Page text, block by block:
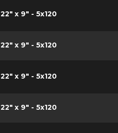
22" x 9" - 5x120
22" x 9" - 5x120
22" x 9" - 5x120
22" x 9" - 5x120